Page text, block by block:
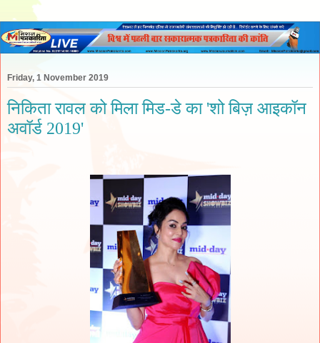
Friday, 1 November 2019
निकिता रावल को मिला मिड-डे का 'शो बिज़ आइकॉन
अवॉर्ड 2019'